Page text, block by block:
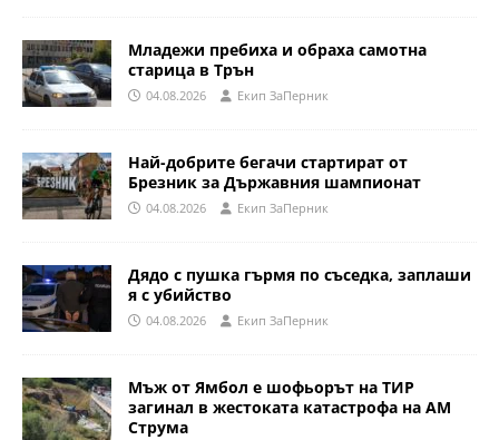
Младежи пребиха и обраха самотна
старица в Трън
04.08.2026 Eкип ЗаПерник
Най-добрите бегачи стартират от
Брезник за Държавния шампионат
04.08.2026 Eкип ЗаПерник
Дядо с пушка гърмя по съседка, заплаши
я с убийство
04.08.2026 Eкип ЗаПерник
Мъж от Ямбол е шофьорът на ТИР
загинал в жестоката катастрофа на АМ
Струма